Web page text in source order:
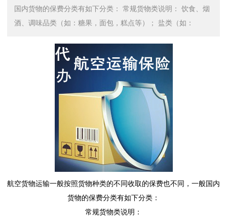
国内货物的保费分类有如下分类： 常规货物类说明： 饮食、烟
酒、调味品类（如：糖果，面包，糕点等）； 盐类（如：
航空货物运输一般按照货物种类的不同收取的保费也不同，一般国内
货物的保费分类有如下分类：
常规货物类说明：